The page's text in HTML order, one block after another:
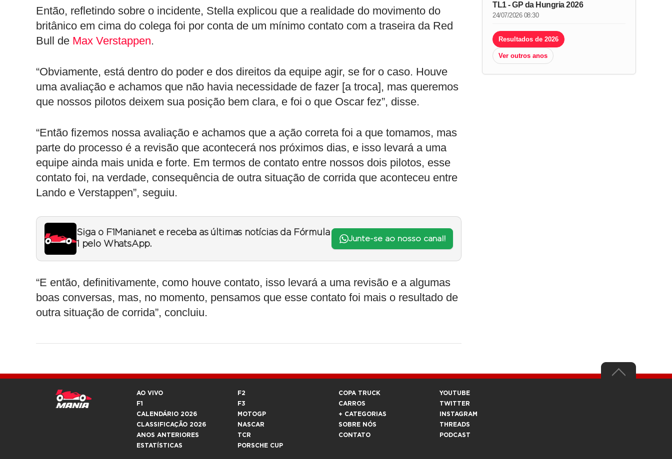
Então, refletindo sobre o incidente, Stella explicou que a realidade do movimento do
britânico em cima do colega foi por conta de um mínimo contato com a traseira da Red
Bull de Max Verstappen.
“Obviamente, está dentro do poder e dos direitos da equipe agir, se for o caso. Houve
uma avaliação e achamos que não havia necessidade de fazer [a troca], mas queremos
que nossos pilotos deixem sua posição bem clara, e foi o que Oscar fez”, disse.
“Então fizemos nossa avaliação e achamos que a ação correta foi a que tomamos, mas
parte do processo é a revisão que acontecerá nos próximos dias, e isso levará a uma
equipe ainda mais unida e forte. Em termos de contato entre nossos dois pilotos, esse
contato foi, na verdade, consequência de outra situação de corrida que aconteceu entre
Lando e Verstappen”, seguiu.
Siga o F1Mania.net e receba as últimas notícias da Fórmula
1 pelo WhatsApp.
Junte-se ao nosso canal!
“E então, definitivamente, como houve contato, isso levará a uma revisão e a algumas
boas conversas, mas, no momento, pensamos que esse contato foi mais o resultado de
outra situação de corrida”, concluiu.
TL1 - GP da Hungria 2026
24/07/2026 08:30
Resultados de 2026
Ver outros anos
AO VIVO
F1
CALENDÁRIO 2026
CLASSIFICAÇÃO 2026
ANOS ANTERIORES
ESTATÍSTICAS
F2
F3
MOTOGP
NASCAR
TCR
PORSCHE CUP
COPA TRUCK
CARROS
+ CATEGORIAS
SOBRE NÓS
CONTATO
YOUTUBE
TWITTER
INSTAGRAM
THREADS
PODCAST